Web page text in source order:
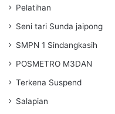
Pelatihan
Seni tari Sunda jaipong
SMPN 1 Sindangkasih
POSMETRO M3DAN
Terkena Suspend
Salapian